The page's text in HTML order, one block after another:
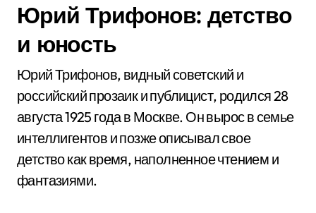
Юрий Трифонов: детство
и юность
Юрий Трифонов, видный советский и
российский прозаик и публицист, родился 28
августа 1925 года в Москве. Он вырос в семье
интеллигентов и позже описывал свое
детство как время, наполненное чтением и
фантазиями.